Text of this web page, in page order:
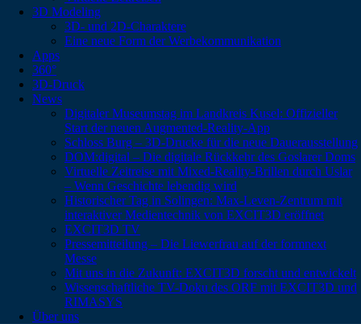
3D Modeling
3D- und 2D-Charaktere
Eine neue Form der Werbekommunikation
Apps
360°
3D-Druck
News
Digitaler Museumstag im Landkreis Kusel: Offizieller
Start der neuen Augmented-Reality-App
Schloss Burg – 3D-Drucke für die neue Dauerausstellung
DOM:digital – Die digitale Rückkehr des Goslarer Doms
Virtuelle Zeitreise mit Mixed-Reality-Brillen durch Uslar
– Wenn Geschichte lebendig wird
Historischer Tag in Solingen: Max-Leven-Zentrum mit
interaktiver Medientechnik von EXCIT3D eröffnet
EXCIT3D TV
Pressemitteilung – Die Liewerfrau auf der formnext
Messe
Mit uns in die Zukunft: EXCIT3D forscht und entwickelt
Wissenschaftliche TV-Doku des ORF mit EXCIT3D und
RIMASYS
Über uns